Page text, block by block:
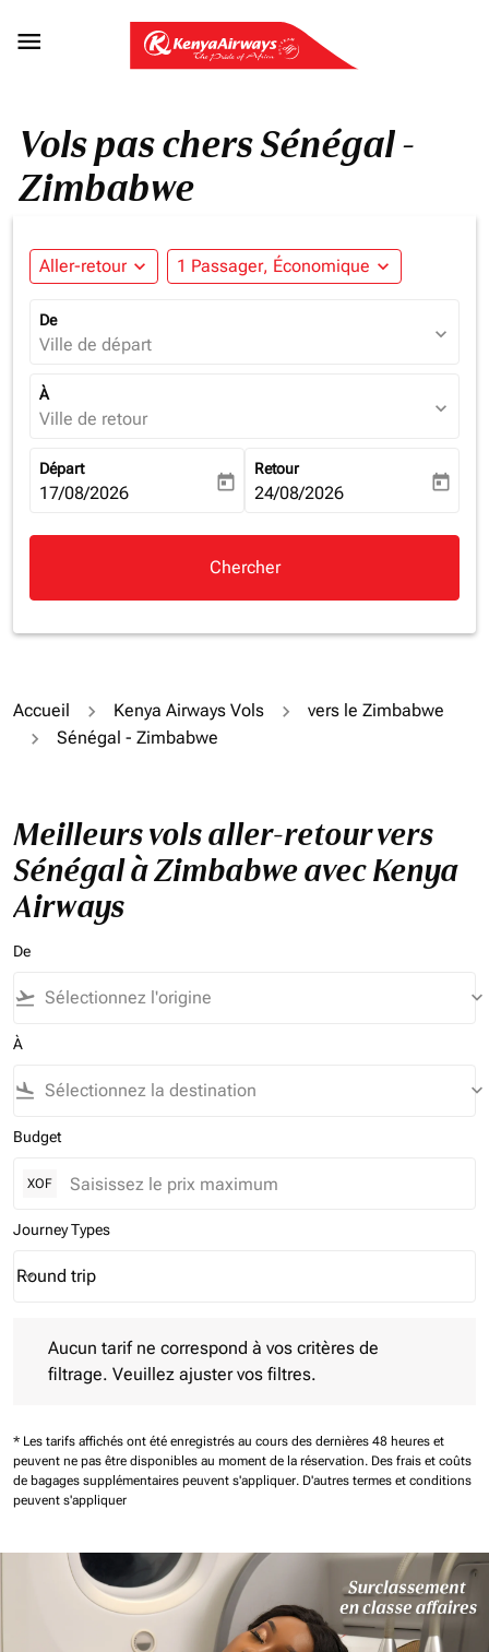

Vols pas chers Sénégal -
Zimbabwe
Aller-retour expand_more 1 Passager, Économique expand_more
De
Ville de départ expand_more
À
Ville de retour expand_more
Départ
fc-booking-departure-date-aria-label
17/08/2026 today
Retour
fc-booking-return-date-aria-
24/08/2026 today
Chercher
Accueil Kenya Airways Vols
vers le Zimbabwe
Sénégal - Zimbabwe
Meilleurs vols aller-retour vers
Sénégal à Zimbabwe avec Kenya
Airways
De
flight_takeoff keyboard_arrow_down
À
flight_land keyboard_arrow_down
Budget
XOF
Journey Types
Journey Types option Round trip Selected
Round trip
keyboard_arrow_down
Aucun tarif ne correspond à vos critères de
filtrage. Veuillez ajuster vos filtres.
* Les tarifs affichés ont été enregistrés au cours des dernières 48 heures et
peuvent ne pas être disponibles au moment de la réservation. Des frais et coûts
de bagages supplémentaires peuvent s'appliquer. D'autres termes et conditions
peuvent s'appliquer